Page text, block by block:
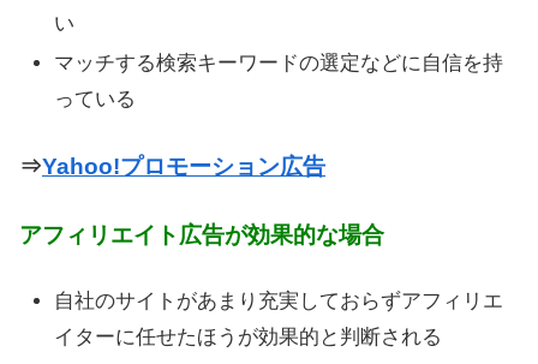
い
マッチする検索キーワードの選定などに自信を持
っている
⇒Yahoo!プロモーション広告
アフィリエイト広告が効果的な場合
自社のサイトがあまり充実しておらずアフィリエ
イターに任せたほうが効果的と判断される